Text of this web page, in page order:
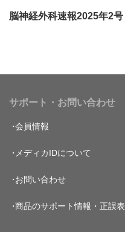
脳神経外科速報2025年2号
サポート・お問い合わせ
会員情報
メディカIDについて
お問い合わせ
商品のサポート情報・正誤表